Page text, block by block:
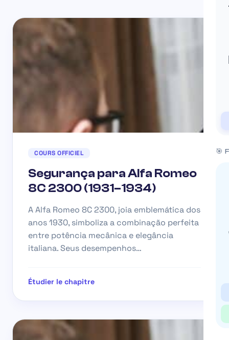
🎯
COURS OFFICIEL
Segurança para Alfa Romeo
8C 2300 (1931–1934)
A Alfa Romeo 8C 2300, joia emblemática dos
anos 1930, simboliza a combinação perfeita
entre potência mecânica e elegância
italiana. Seus desempenhos…
Étudier le chapitre